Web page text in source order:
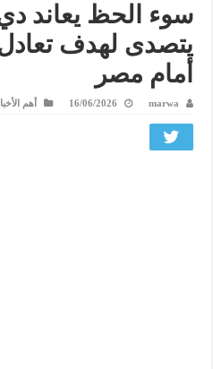
سوء الحظ يعاند
يتصدى لهدف
أمام مصر
marwa
16/06/2026 أهم